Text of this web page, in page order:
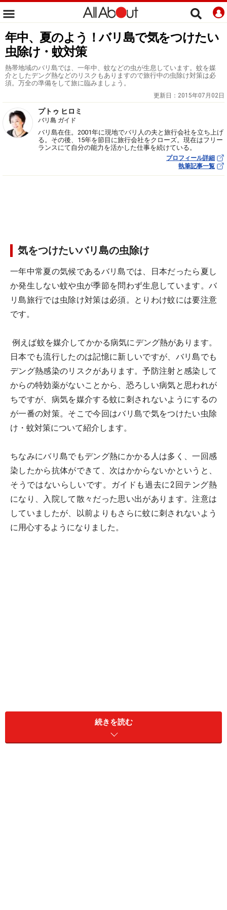
年中、夏のよう！バリ島で気をつけたい
虫除け・蚊対策
熱帯地域のバリ島では、一年中、蚊などの虫が生息しています。蚊を媒
介としたデング熱などのリスクもありますので旅行中の虫除け対策は必
須。万全の準備をして旅に臨みましょう。
更新日： 2015年07月02日
プトゥ ヒロミ
バリ島 ガイド
バリ島在住。2001年に現地でバリ人の夫と旅行会社を立ち上げ
る。その後、15年を節目に旅行会社をクローズ。現在はフリー
ランスにて自分の能力を活かした仕事を続けている。
プロフィール詳細
執筆記事一覧
気をつけたいバリ島の虫除け
一年中常夏の気候であるバリ島では、日本だったら夏し
か発生しない蚊や虫が季節を問わず生息しています。バ
リ島旅行では虫除け対策は必須。とりわけ蚊には要注意
です。
例えば蚊を媒介してかかる病気にデング熱があります。
日本でも流行したのは記憶に新しいですが、バリ島でも
デング熱感染のリスクがあります。予防注射と感染して
からの特効薬がないことから、恐ろしい病気と思われが
ちですが、病気を媒介する蚊に刺されないようにするの
が一番の対策。そこで今回はバリ島で気をつけたい虫除
け・蚊対策について紹介します。
ちなみにバリ島でもデング熱にかかる人は多く、一回感
染したから抗体ができて、次はかからないかというと、
そうではないらしいです。ガイドも過去に2回テング熱
になり、入院して散々だった思い出があります。注意は
していましたが、以前よりもさらに蚊に刺されないよう
に用心するようになりました。
室内での虫除け
続きを読む